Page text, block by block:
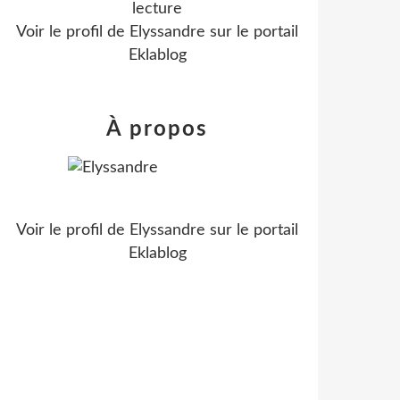
lecture
Voir le profil de Elyssandre sur le portail
Eklablog
À propos
Voir le profil de Elyssandre sur le portail
Eklablog